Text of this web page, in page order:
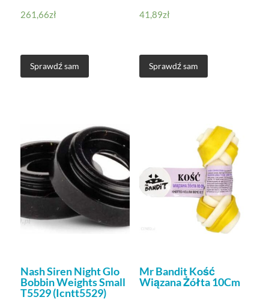
261,66zł
Sprawdź sam
41,89zł
Sprawdź sam
Nash Siren Night Glo
Bobbin Weights Small
T5529 (Icntt5529)
Mr Bandit Kość
Wiązana Żółta 10Cm